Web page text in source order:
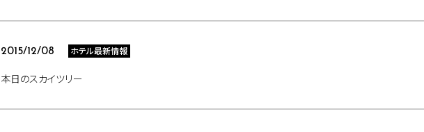
2015/12/08 ホテル最新情報
本日のスカイツリー